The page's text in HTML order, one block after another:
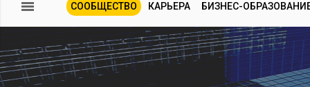
СООБЩЕСТВО КАРЬЕРА БИЗНЕС-